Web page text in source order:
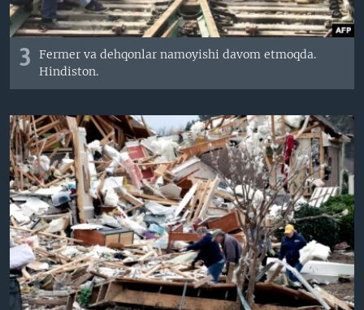
3
Fermer va dehqonlar namoyishi davom etmoqda.
Hindiston.